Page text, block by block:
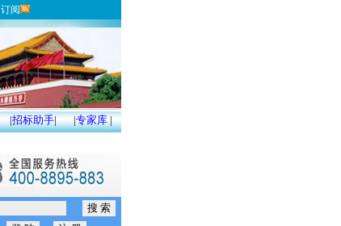
订阅
|招标助手| |专家库|